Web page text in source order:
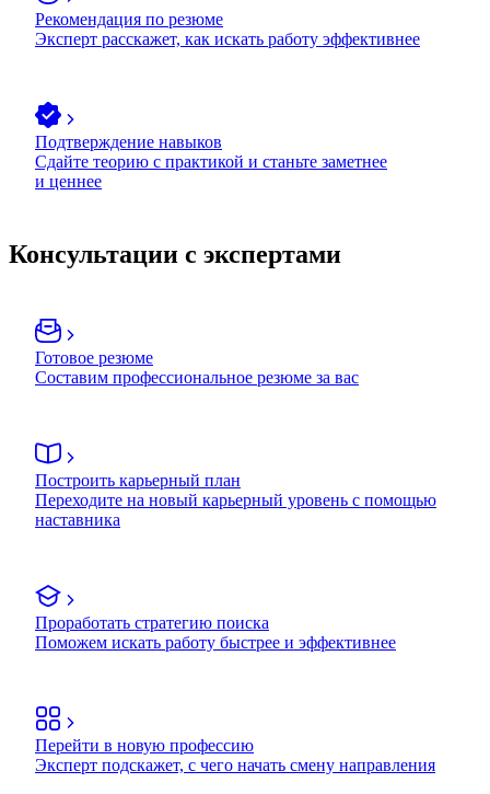
Рекомендация по резюме
Эксперт расскажет, как искать работу эффективнее
Подтверждение навыков
Сдайте теорию с практикой и станьте заметнее
и ценнее
Консультации с экспертами
Готовое резюме
Составим профессиональное резюме за вас
Построить карьерный план
Переходите на новый карьерный уровень с помощью
наставника
Проработать стратегию поиска
Поможем искать работу быстрее и эффективнее
Перейти в новую профессию
Эксперт подскажет, с чего начать смену направления